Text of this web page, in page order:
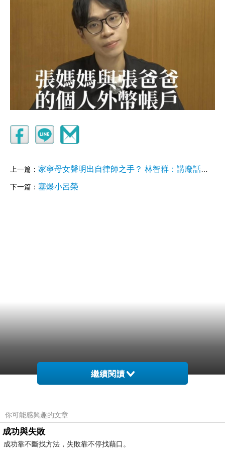
上一篇： 家寧母女聲明出自律師之手？ 林智群：講廢話也要功力
下一篇： 塞爆小呂榮
繼續閱讀
你可能感興趣的文章
成功與失敗
成功靠不斷找方法，失敗靠不停找藉口。